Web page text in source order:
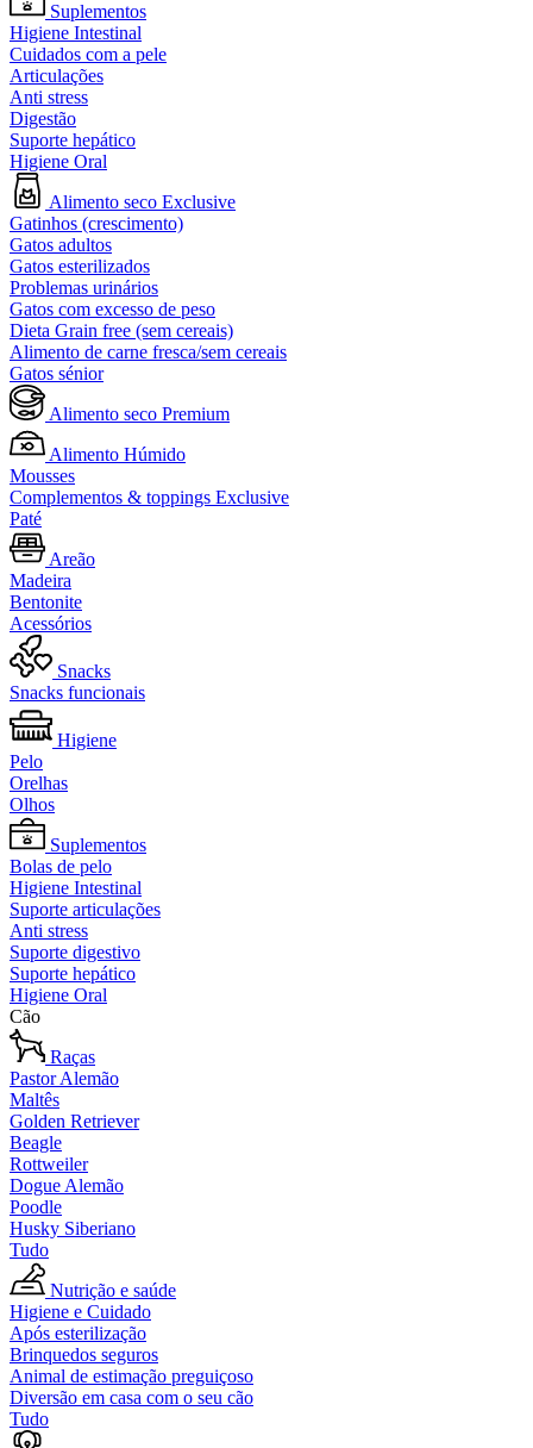
Suplementos
Higiene Intestinal
Cuidados com a pele
Articulações
Anti stress
Digestão
Suporte hepático
Higiene Oral
Alimento seco Exclusive
Gatinhos (crescimento)
Gatos adultos
Gatos esterilizados
Problemas urinários
Gatos com excesso de peso
Dieta Grain free (sem cereais)
Alimento de carne fresca/sem cereais
Gatos sénior
Alimento seco Premium
Alimento Húmido
Mousses
Complementos & toppings Exclusive
Paté
Areão
Madeira
Bentonite
Acessórios
Snacks
Snacks funcionais
Higiene
Pelo
Orelhas
Olhos
Suplementos
Bolas de pelo
Higiene Intestinal
Suporte articulações
Anti stress
Suporte digestivo
Suporte hepático
Higiene Oral
Cão
Raças
Pastor Alemão
Maltês
Golden Retriever
Beagle
Rottweiler
Dogue Alemão
Poodle
Husky Siberiano
Tudo
Nutrição e saúde
Higiene e Cuidado
Após esterilização
Brinquedos seguros
Animal de estimação preguiçoso
Diversão em casa com o seu cão
Tudo